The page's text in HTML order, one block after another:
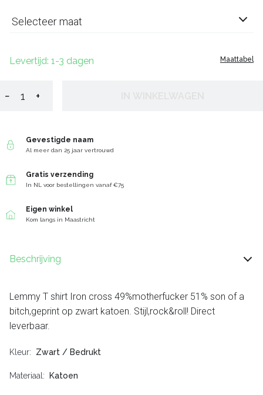
Selecteer maat
Maattabel
Levertijd: 1-3 dagen
− +
Gevestigde naam
Al meer dan 25 jaar vertrouwd
Gratis verzending
In NL voor bestellingen vanaf €75
Eigen winkel
Kom langs in Maastricht
Beschrijving
Lemmy T shirt Iron cross 49%motherfucker 51% son of a
bitch,geprint op zwart katoen. Stijl,rock&roll! Direct
leverbaar.
Kleur Zwart / Bedrukt
Materiaal Katoen